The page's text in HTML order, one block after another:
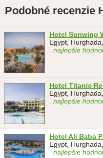
Podobné recenzie
Hotel Sunwing
Egypt,
. najlepšie
Hotel Titanic
Egypt,
. najlepšie
Hotel Ali Baba
Egypt,
. najlepšie